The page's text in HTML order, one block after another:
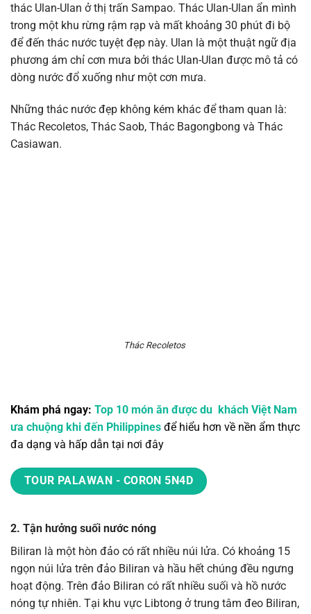
thác Ulan-Ulan ở thị trấn Sampao. Thác Ulan-Ulan ẩn mình
trong một khu rừng rậm rạp và mất khoảng 30 phút đi bộ
để đến thác nước tuyệt đẹp này. Ulan là một thuật ngữ địa
phương ám chỉ cơn mưa bởi thác Ulan-Ulan được mô tả có
dòng nước đổ xuống như một cơn mưa.
Những thác nước đẹp không kém khác để tham quan là:
Thác Recoletos, Thác Saob, Thác Bagongbong và Thác
Casiawan.
Thác Recoletos
Khám phá ngay: Top 10 món ăn được du khách Việt Nam
ưa chuộng khi đến Philippines để hiểu hơn về nền ẩm thực
đa dạng và hấp dẫn tại nơi đây
TOUR PALAWAN - CORON 5N4D
2. Tận hưởng suối nước nóng
Biliran là một hòn đảo có rất nhiều núi lửa. Có khoảng 15
ngọn núi lửa trên đảo Biliran và hầu hết chúng đều ngưng
hoạt động. Trên đảo Biliran có rất nhiều suối và hồ nước
nóng tự nhiên. Tại khu vực Libtong ở trung tâm đeo Biliran,